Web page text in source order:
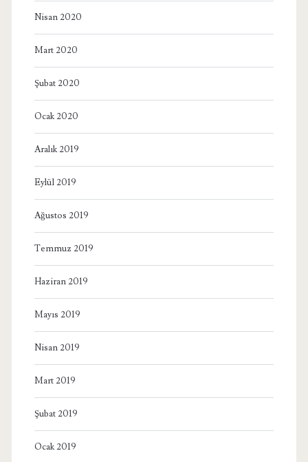
Nisan 2020
Mart 2020
Şubat 2020
Ocak 2020
Aralık 2019
Eylül 2019
Ağustos 2019
Temmuz 2019
Haziran 2019
Mayıs 2019
Nisan 2019
Mart 2019
Şubat 2019
Ocak 2019